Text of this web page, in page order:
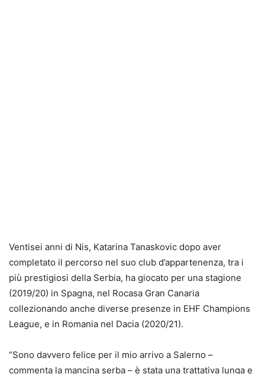
Ventisei anni di Nis, Katarina Tanaskovic dopo aver
completato il percorso nel suo club d’appartenenza, tra i
più prestigiosi della Serbia, ha giocato per una stagione
(2019/20) in Spagna, nel Rocasa Gran Canaria
collezionando anche diverse presenze in EHF Champions
League, e in Romania nel Dacia (2020/21).
“Sono davvero felice per il mio arrivo a Salerno –
commenta la mancina serba – è stata una trattativa lunga e